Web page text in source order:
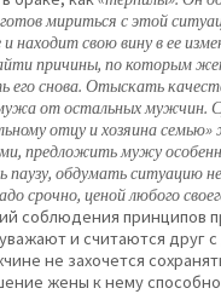
мириться с этой
находит свою вину в ее
причины, по которым
его снова. Отыскать
от остальных мужчин.
отцу и хозяина
предложить мужу
паузу, обдумать ситуацию
срочно, ценой любого
соблюдения принципов
и считаются друг с
не захочется
жены к нему